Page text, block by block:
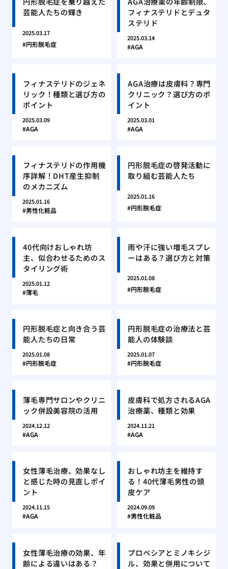
芸能人たちの輝き
2025.03.17
円形脱毛症
フィナステリドとデュタ
ステリド
2025.03.14
AGA
フィナステリドのジェネ
リック！種類と選び方の
ポイント
2025.03.09
AGA
AGA治療は皮膚科？専門
クリニック？選び方のポ
イント
2025.03.01
AGA
フィナステリドの作用機
序詳解！DHT産生抑制
のメカニズム
2025.01.16
男性化粧品
円形脱毛症の啓発活動に
取り組む芸能人たち
2025.01.16
円形脱毛症
40代向けおしゃれ坊
主、似合わせるためのス
タイリング術
2025.01.12
薄毛
雨や汗に強い増毛スプレ
ーはある？選び方と対策
2025.01.08
円形脱毛症
円形脱毛症と向き合う芸
能人たちの日常
2025.01.08
円形脱毛症
円形脱毛症の治療法と芸
能人の体験談
2025.01.07
円形脱毛症
薄毛専門サロンやクリニ
ック併設美容院の活用
2024.12.12
AGA
皮膚科で処方されるAGA
治療薬、種類と効果
2024.11.21
AGA
女性薄毛治療、効果なし
と感じた時の見直しポイ
ント
2024.11.15
AGA
おしゃれ坊主を維持す
る！40代薄毛男性の頭
皮ケア
2024.09.09
男性化粧品
女性薄毛治療の効果、年
齢による違いはある？
プロペシアとミノキシジ
ル、効果と併用について